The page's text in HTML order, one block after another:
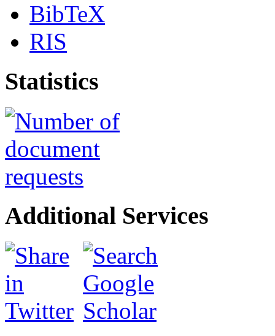
BibTeX
RIS
Statistics
Additional Services